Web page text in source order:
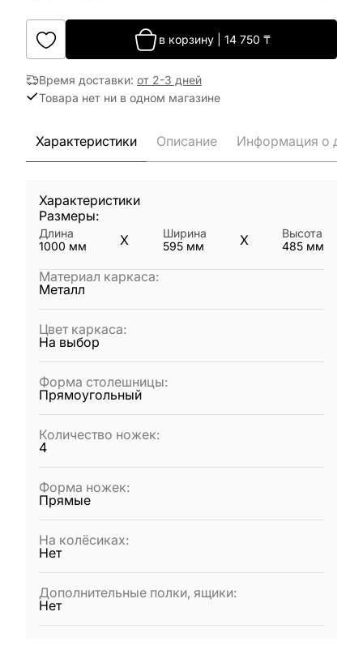
в корзину| 14 750 ₸
Время доставки: от 2-3 дней
Товара нет ни в одном магазине
Характеристики Описание Информация о
Характеристики
Размеры:
Длина
1000 мм X
Ширина
595 мм X
Высота
485 мм
Материал каркаса:
Металл
Цвет каркаса:
На выбор
Форма столешницы:
Прямоугольный
Количество ножек:
4
Форма ножек:
Прямые
На колёсиках:
Нет
Дополнительные полки, ящики:
Нет